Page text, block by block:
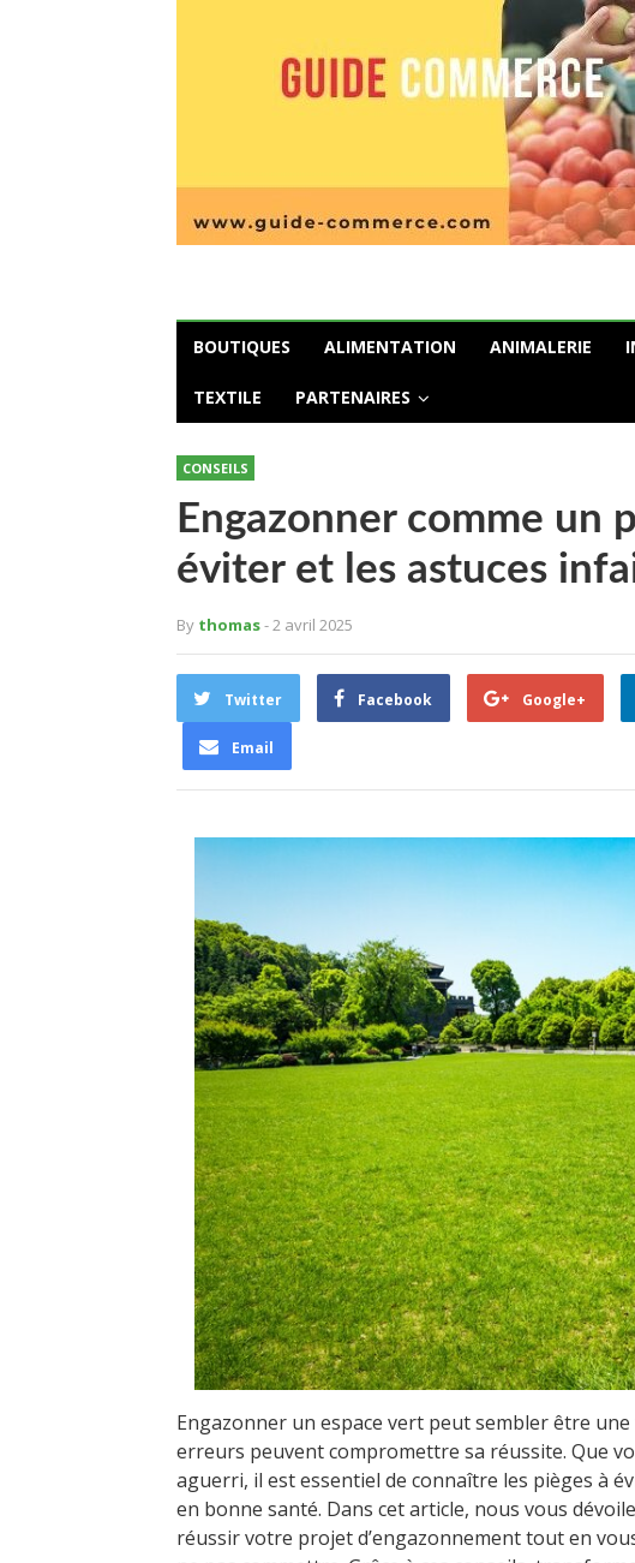
BOUTIQUES ALIMENTATION ANIMALERIE
TEXTILE PARTENAIRES
CONSEILS
Engazonner comme un
éviter et les astuces
By thomas- 2 avril 2025
Twitter Facebook Google+
Email
Engazonner un espace vert peut sembler être
erreurs peuvent compromettre sa réussite. Que
aguerri, il est essentiel de connaître les pièges à
en bonne santé. Dans cet article, nous vous
réussir votre projet d’engazonnement tout en